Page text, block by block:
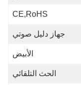
CE,RoHS
جهاز دليل صوتي
الأبيض
الحث التلقائي